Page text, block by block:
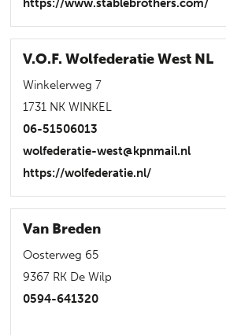
https://www.stablebrothers.com/
V.O.F. Wolfederatie West NL
Winkelerweg 7
1731 NK WINKEL
06-51506013
wolfederatie-west@kpnmail.nl
https://wolfederatie.nl/
Van Breden
Oosterweg 65
9367 RK De Wilp
0594-641320